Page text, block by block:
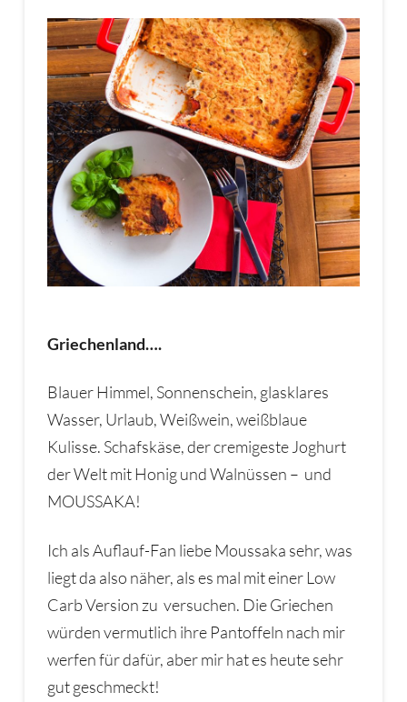
Griechenland….
Blauer Himmel, Sonnenschein, glasklares
Wasser, Urlaub, Weißwein, weißblaue
Kulisse. Schafskäse, der cremigeste Joghurt
der Welt mit Honig und Walnüssen – und
MOUSSAKA!
Ich als Auflauf-Fan liebe Moussaka sehr, was
liegt da also näher, als es mal mit einer Low
Carb Version zu versuchen. Die Griechen
würden vermutlich ihre Pantoffeln nach mir
werfen für dafür, aber mir hat es heute sehr
gut geschmeckt!